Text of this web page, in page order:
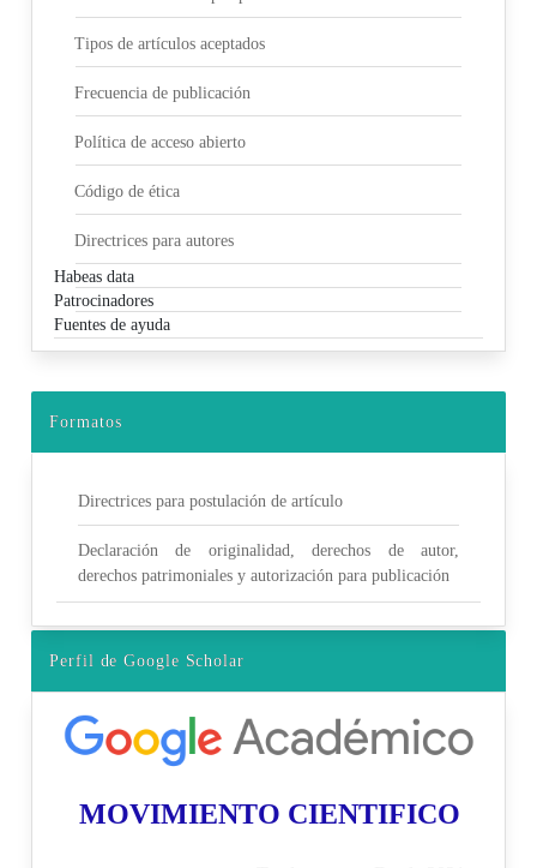
Tipos de artículos aceptados
Frecuencia de publicación
Política de acceso abierto
Código de ética
Directrices para autores
Habeas data
Patrocinadores
Fuentes de ayuda
Formatos
Directrices para postulación de artículo
Declaración de originalidad, derechos de autor,
derechos patrimoniales y autorización para publicación
Perfil de Google Scholar